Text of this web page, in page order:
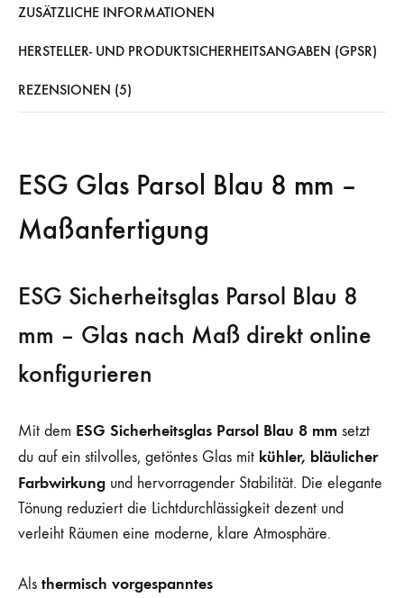
ZUSÄTZLICHE INFORMATIONEN
HERSTELLER- UND PRODUKTSICHERHEITSANGABEN (GPSR)
REZENSIONEN (5)
ESG Glas Parsol Blau 8 mm –
Maßanfertigung
ESG Sicherheitsglas Parsol Blau 8
mm – Glas nach Maß direkt online
konfigurieren
Mit dem ESG Sicherheitsglas Parsol Blau 8 mm setzt
du auf ein stilvolles, getöntes Glas mit kühler, bläulicher
Farbwirkung und hervorragender Stabilität. Die elegante
Tönung reduziert die Lichtdurchlässigkeit dezent und
verleiht Räumen eine moderne, klare Atmosphäre.
Als thermisch vorgespanntes